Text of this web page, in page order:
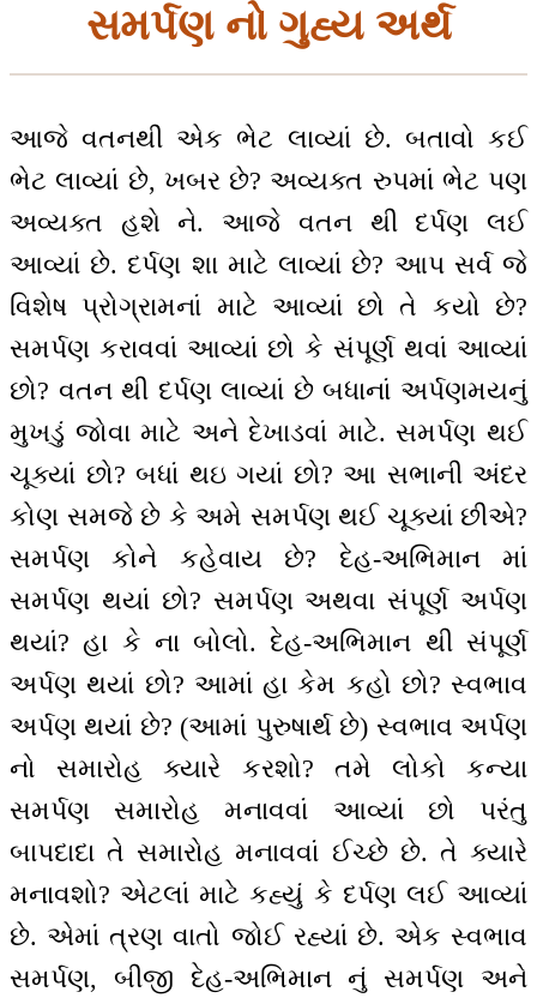
સમર્પણ નો ગુહ્ય અર્થ
આજે વતનથી એક ભેટ લાવ્યાં છે. બતાવો કઈ
ભેટ લાવ્યાં છે, ખબર છે? અવ્યક્ત રુપમાં ભેટ પણ
અવ્યક્ત હશે ને. આજે વતન થી દર્પણ લઈ
આવ્યાં છે. દર્પણ શા માટે લાવ્યાં છે? આપ સર્વ જે
વિશેષ પ્રોગ્રામનાં માટે આવ્યાં છો તે કયો છે?
સમર્પણ કરાવવાં આવ્યાં છો કે સંપૂર્ણ થવાં આવ્યાં
છો? વતન થી દર્પણ લાવ્યાં છે બધાનાં અર્પણમયનું
મુખડું જોવા માટે અને દેખાડવાં માટે. સમર્પણ થઈ
ચૂક્યાં છો? બધાં થઇ ગયાં છો? આ સભાની અંદર
કોણ સમજે છે કે અમે સમર્પણ થઈ ચૂક્યાં છીએ?
સમર્પણ કોને કહેવાય છે? દેહ-અભિમાન માં
સમર્પણ થયાં છો? સમર્પણ અથવા સંપૂર્ણ અર્પણ
થયાં? હા કે ના બોલો. દેહ-અભિમાન થી સંપૂર્ણ
અર્પણ થયાં છો? આમાં હા કેમ કહો છો? સ્વભાવ
અર્પણ થયાં છે? (આમાં પુરુષાર્થ છે) સ્વભાવ અર્પણ
નો સમારોહ ક્યારે કરશો? તમે લોકો કન્યા
સમર્પણ સમારોહ મનાવવાં આવ્યાં છો પરંતુ
બાપદાદા તે સમારોહ મનાવવાં ઈચ્છે છે. તે ક્યારે
મનાવશો? એટલાં માટે કહ્યું કે દર્પણ લઈ આવ્યાં
છે. એમાં ત્રણ વાતો જોઈ રહ્યાં છે. એક સ્વભાવ
સમર્પણ, બીજી દેહ-અભિમાન નું સમર્પણ અને